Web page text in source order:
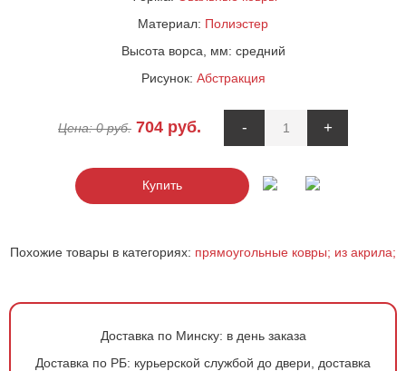
Материал: Полиэстер
Высота ворса, мм: средний
Рисунок: Абстракция
Цена:0руб. 704 руб. - +
Купить
Похожие товары в категориях: прямоугольные ковры; из акрила;
Доставка по Минску: в день заказа
Доставка по РБ: курьерской службой до двери, доставка